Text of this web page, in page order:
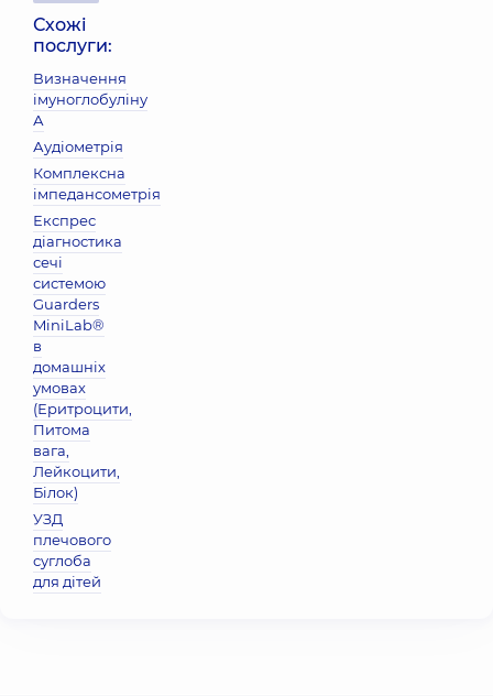
Схожі
послуги:
Визначення
імуноглобуліну
А
Аудіометрія
Комплексна
імпедансометрія
Експрес
діагностика
сечі
системою
Guarders
MiniLab®
в
домашніх
умовах
(Еритроцити,
Питома
вага,
Лейкоцити,
Бiлок)
УЗД
плечового
суглоба
для дітей